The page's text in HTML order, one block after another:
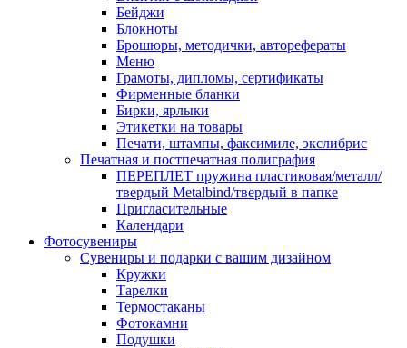
Бейджи
Блокноты
Брошюры, методички, авторефераты
Меню
Грамоты, дипломы, сертификаты
Фирменные бланки
Бирки, ярлыки
Этикетки на товары
Печати, штампы, факсимиле, экслибрис
Печатная и постпечатная полиграфия
ПЕРЕПЛЕТ пружина пластиковая/металл/
твердый Metalbind/твердый в папке
Пригласительные
Календари
Фотосувениры
Сувениры и подарки с вашим дизайном
Кружки
Тарелки
Термостаканы
Фотокамни
Подушки